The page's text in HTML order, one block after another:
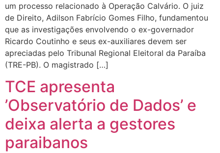
um processo relacionado à Operação Calvário. O juiz
de Direito, Adilson Fabrício Gomes Filho, fundamentou
que as investigações envolvendo o ex-governador
Ricardo Coutinho e seus ex-auxiliares devem ser
apreciadas pelo Tribunal Regional Eleitoral da Paraíba
(TRE-PB). O magistrado […]
TCE apresenta
’Observatório de Dados’ e
deixa alerta a gestores
paraibanos